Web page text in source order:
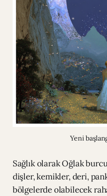
Yeni
Sağlık olarak Oğlak
dişler, kemikler, deri,
bölgelerde olabilecek